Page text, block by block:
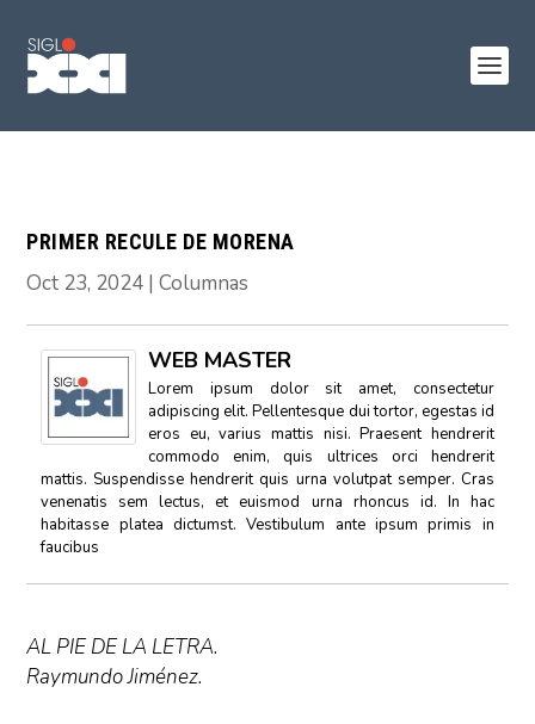
PRIMER RECULE DE MORENA
Oct 23, 2024 |Columnas
WEB MASTER
Lorem ipsum dolor sit amet, consectetur
adipiscing elit. Pellentesque dui tortor, egestas id
eros eu, varius mattis nisi. Praesent hendrerit
commodo enim, quis ultrices orci hendrerit
mattis. Suspendisse hendrerit quis urna volutpat semper. Cras
venenatis sem lectus, et euismod urna rhoncus id. In hac
habitasse platea dictumst. Vestibulum ante ipsum primis in
faucibus
AL PIE DE LA LETRA.
Raymundo Jiménez.